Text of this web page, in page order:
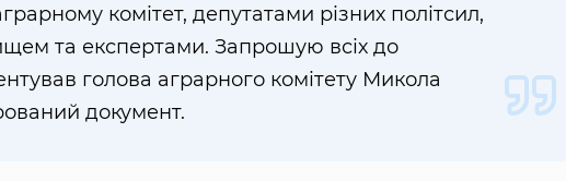
комітет, депутатами різних політсил,
та експертами. Запрошую всіх до
голова аграрного комітету Микола
документ.